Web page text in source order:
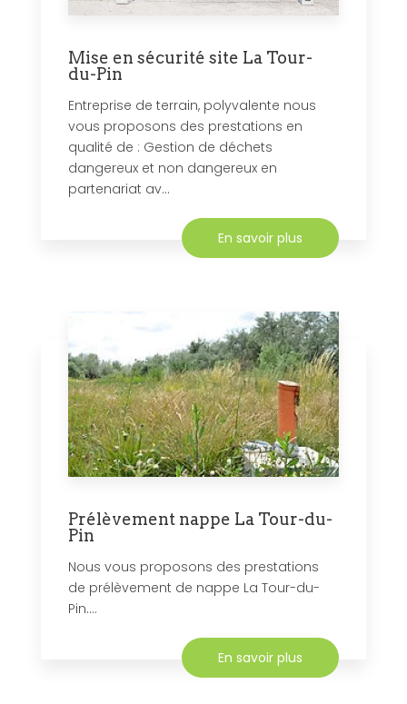
Mise en sécurité site La Tour-
du-Pin
Entreprise de terrain, polyvalente nous
vous proposons des prestations en
qualité de : Gestion de déchets
dangereux et non dangereux en
partenariat av...
En savoir plus
Prélèvement nappe La Tour-du-
Pin
Nous vous proposons des prestations
de prélèvement de nappe La Tour-du-
Pin....
En savoir plus